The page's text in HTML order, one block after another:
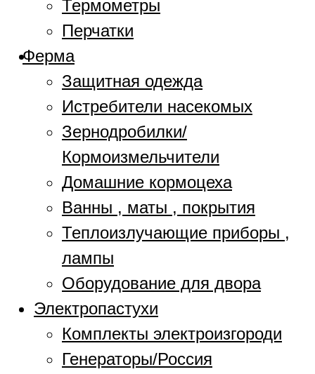
Термометры
Перчатки
Ферма
Защитная одежда
Истребители насекомых
Зернодробилки/
Кормоизмельчители
Домашние кормоцеха
Ванны , маты , покрытия
Теплоизлучающие приборы ,
лампы
Оборудование для двора
Электропастухи
Комплекты электроизгороди
Генераторы/Россия